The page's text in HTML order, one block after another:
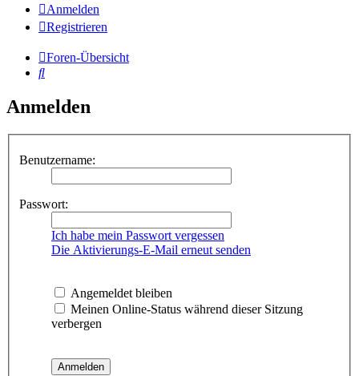
Anmelden
Registrieren
Foren-Übersicht
Suche
Anmelden
Benutzername:
Passwort:
Ich habe mein Passwort vergessen
Die Aktivierungs-E-Mail erneut senden
Angemeldet bleiben
Meinen Online-Status während dieser Sitzung
verbergen